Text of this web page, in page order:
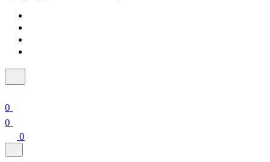
0
0
0